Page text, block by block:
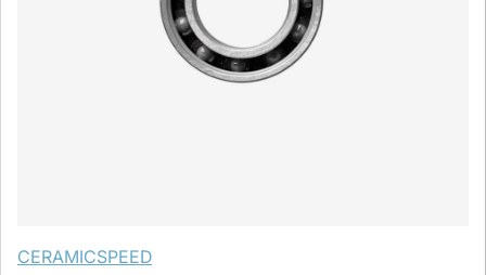
CERAMICSPEED